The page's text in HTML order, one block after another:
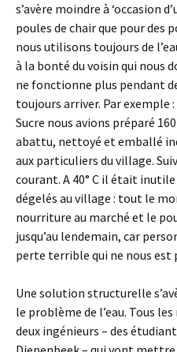
s’avère moindre à ‘occasion
poules de chair que pour des
nous utilisons toujours de
à la bonté du voisin qui nous
ne fonctionne plus pendant
toujours arriver. Par exemple
Sucre nous avions préparé
abattu, nettoyé et emballé
aux particuliers du village.
courant. A 40° C il était
dégelés au village : tout le
nourriture au marché et le
jusqu’au lendemain, car
perte terrible qui ne nous est
Une solution structurelle
le problème de l’eau. Tous
deux ingénieurs – des